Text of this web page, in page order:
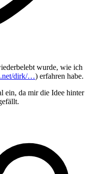
wurde, wie ich
dirk/…) erfahren habe.
ein, da mir die Idee hinter